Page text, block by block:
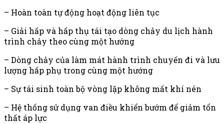
– Hoàn toàn tự động hoạt động liên tục
– Giải hấp và hấp thụ tái tạo dòng chảy du lịch hành
trình chảy theo cùng một hướng
– Dòng chảy của làm mát hành trình chuyến đi và lưu
lượng hấp phụ trong cùng một hướng
– Sự tái sinh toàn bộ vòng lặp không mất khí nén
– Hệ thống sử dụng van điều khiển bướm để giảm tổn
thất áp lực